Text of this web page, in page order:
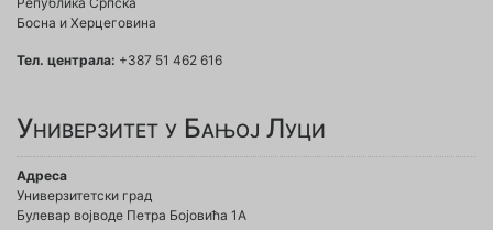
Босна и Херцеговина
Тел. централа: +387 51 462 616
Универзитет у Бањој Луци
Адреса
Универзитетски град
Булевар војводе Петра Бојовића 1А